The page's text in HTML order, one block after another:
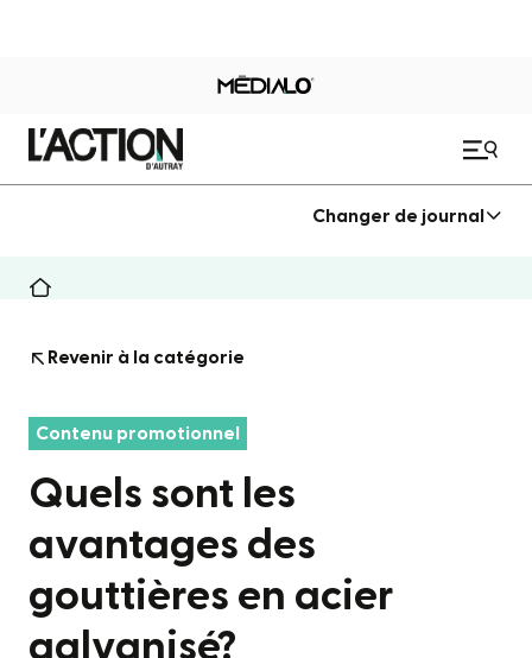
Changer de journal
Revenir à la catégorie
Contenu promotionnel
Quels sont les
avantages des
gouttières en acier
galvanisé?